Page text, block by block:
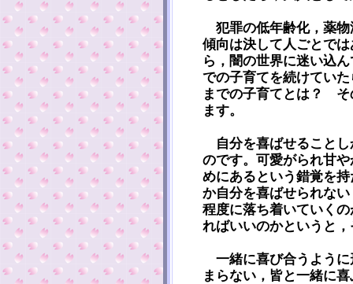
犯罪の低年齢化，薬物
傾向は決して人ごとで
ら，闇の世界に迷い込
での子育てを続けてい
までの子育てとは？ そ
ます。
自分を喜ばせることし
のです。可愛がられ甘
めにあるという錯覚を
か自分を喜ばせられな
程度に落ち着いていく
ればいいのかというと
一緒に喜び合うように
まらない，皆と一緒に